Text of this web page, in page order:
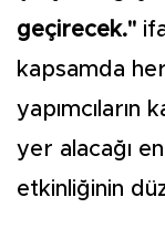
geçirecek."
kapsamda
yapımcıların
yer alacağı
etkinliğinin